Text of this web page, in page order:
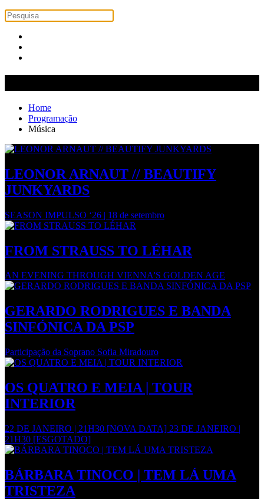
Home
Programação
Música
LEONOR ARNAUT // BEAUTIFY
JUNKYARDS
SEASON IMPULSO ‘26 | 18 de setembro
FROM STRAUSS TO LÉHAR
AN EVENING THROUGH VIENNA'S GOLDEN AGE
GERARDO RODRIGUES E BANDA
SINFÓNICA DA PSP
Participação da Soprano Sofia Miradouro
OS QUATRO E MEIA | TOUR
INTERIOR
22 DE JANEIRO | 21H30 [NOVA DATA] 23 DE JANEIRO |
21H30 [ESGOTADO]
BÁRBARA TINOCO | TEM LÁ UMA
TRISTEZA